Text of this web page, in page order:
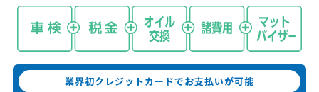
業界初クレジットカードでお支払いが可能